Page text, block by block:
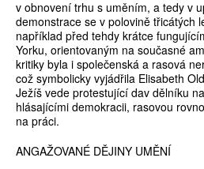
v obnovení trhu s uměním, a tedy v
demonstrace se v polovině třicátých
například před tehdy krátce
Yorku, orientovaným na současné
kritiky byla i společenská a rasová
což symbolicky vyjádřila Elisabeth
Ježíš vede protestující dav dělníku
hlásajícími demokracii, rasovou
na práci.
ANGAŽOVANÉ DĚJINY UMĚNÍ